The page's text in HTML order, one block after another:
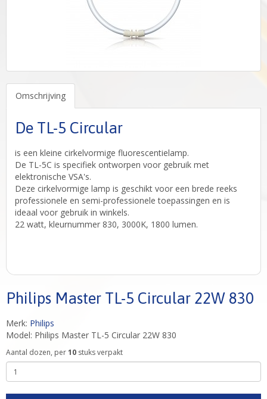
Omschrijving
De TL-5 Circular
is een kleine cirkelvormige fluorescentielamp.
De TL-5C is specifiek ontworpen voor gebruik met
elektronische VSA's.
Deze cirkelvormige lamp is geschikt voor een brede reeks
professionele en semi-professionele toepassingen en is
ideaal voor gebruik in winkels.
22 watt, kleurnummer 830, 3000K, 1800 lumen.
Philips Master TL-5 Circular 22W 830
Merk: Philips
Model: Philips Master TL-5 Circular 22W 830
Aantal dozen, per10 stuks verpakt